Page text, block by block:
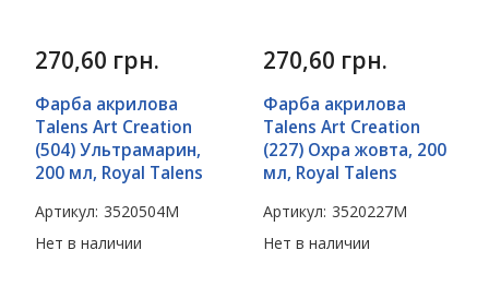
270,60 грн.
Фарба акрилова
Talens Art Creation
(504) Ультрамарин,
200 мл, Royal Talens
Артикул: 3520504M
Нет в наличии
270,60 грн.
Фарба акрилова
Talens Art Creation
(227) Охра жовта, 200
мл, Royal Talens
Артикул: 3520227M
Нет в наличии